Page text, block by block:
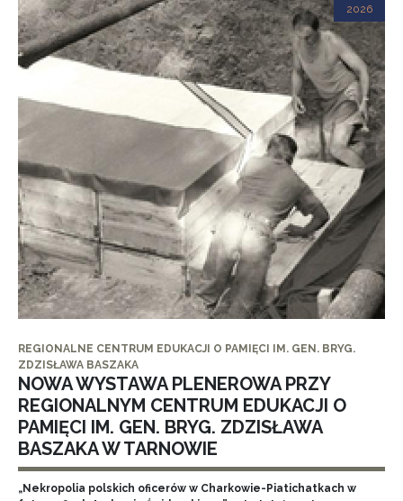
2026
REGIONALNE CENTRUM EDUKACJI O PAMIĘCI IM. GEN. BRYG.
ZDZISŁAWA BASZAKA
NOWA WYSTAWA PLENEROWA PRZY
REGIONALNYM CENTRUM EDUKACJI O
PAMIĘCI IM. GEN. BRYG. ZDZISŁAWA
BASZAKA W TARNOWIE
„Nekropolia polskich oficerów w Charkowie-Piatichatkach w